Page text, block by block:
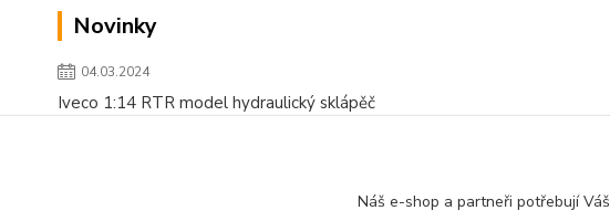
Novinky
04.03.2024
Iveco 1:14 RTR model hydraulický sklápěč
Náš e-shop a partneři potřebují Váš